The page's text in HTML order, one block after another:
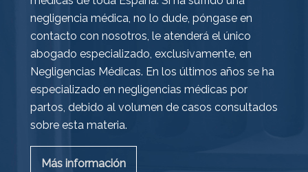
negligencia médica, no lo dude, póngase en
contacto con nosotros, le atenderá el único
abogado especializado, exclusivamente, en
Negligencias Médicas. En los últimos años se ha
especializado en negligencias médicas por
partos, debido al volumen de casos consultados
sobre esta materia.
Más información